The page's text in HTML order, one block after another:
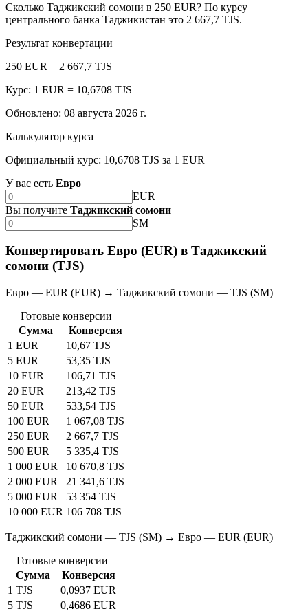
Сколько Таджикский сомони в 250 EUR? По курсу
центрального банка Таджикистан это 2 667,7 TJS.
Результат конвертации
250 EUR = 2 667,7 TJS
Курс: 1 EUR = 10,6708 TJS
Обновлено: 08 августа 2026 г.
Калькулятор курса
Официальный курс: 10,6708 TJS за 1 EUR
У вас есть Евро
EUR
Вы получите Таджикский сомони
SM
Конвертировать Евро (EUR) в Таджикский
сомони (TJS)
Евро — EUR (EUR) → Таджикский сомони — TJS (SM)
Готовые конверсии
Сумма
Конверсия
1 EUR
10,67 TJS
5 EUR
53,35 TJS
10 EUR
106,71 TJS
20 EUR
213,42 TJS
50 EUR
533,54 TJS
100 EUR
1 067,08 TJS
250 EUR
2 667,7 TJS
500 EUR
5 335,4 TJS
1 000 EUR
10 670,8 TJS
2 000 EUR
21 341,6 TJS
5 000 EUR
53 354 TJS
10 000 EUR 106 708 TJS
Таджикский сомони — TJS (SM) → Евро — EUR (EUR)
Готовые конверсии
Сумма
Конверсия
1 TJS
0,0937 EUR
5 TJS
0,4686 EUR